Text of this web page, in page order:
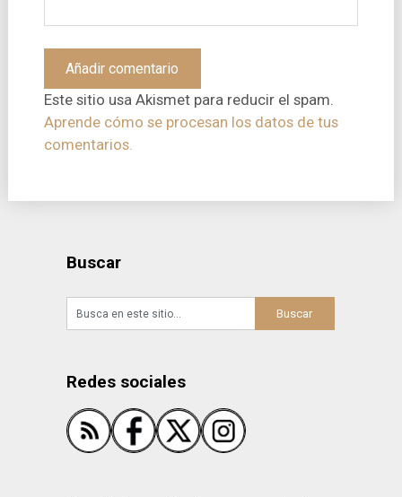
Este sitio usa Akismet para reducir el spam.
Aprende cómo se procesan los datos de tus
comentarios.
Buscar
Redes sociales